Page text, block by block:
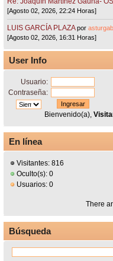
[Agosto 02, 2026, 22:24 Horas]
LUIS GARCÍA PLAZA por
[Agosto 02, 2026, 16:31 Horas]
User Info
Usuario:
Contraseña:
Bienvenido(a),
En línea
Visitantes: 816
Oculto(s): 0
Usuarios: 0
There
Búsqueda